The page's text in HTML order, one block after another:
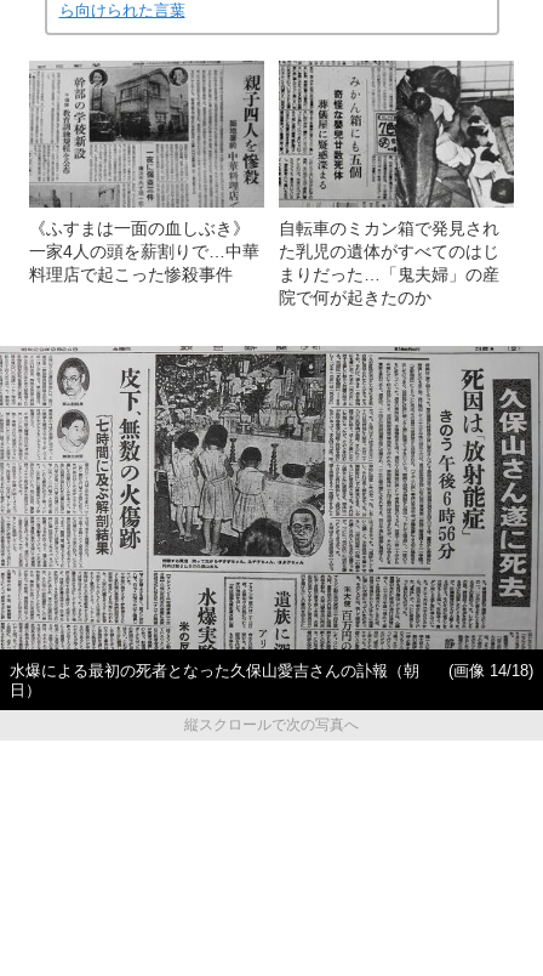
ら向けられた言葉
《ふすまは一面の血しぶき》
一家4人の頭を薪割りで…中華
料理店で起こった惨殺事件
自転車のミカン箱で発見され
た乳児の遺体がすべてのはじ
まりだった…「鬼夫婦」の産
院で何が起きたのか
水爆による最初の死者となった久保山愛吉さんの訃報（朝
日）
(画像 14/18)
縦スクロールで次の写真へ